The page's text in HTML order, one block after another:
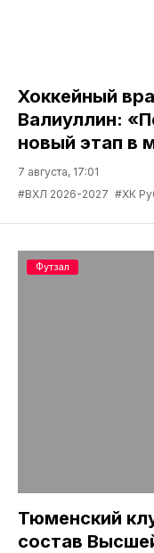
Хоккейный
Валиуллин:
новый этап в
7 августа, 17:01
#ВХЛ 2026-2027 #ХК
Тюменский
состав
Футзал